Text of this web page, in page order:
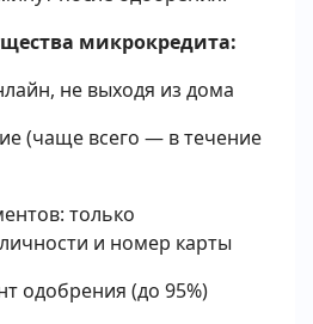
микрокредита:
не выходя из дома
(чаще всего — в течение
только
и номер карты
одобрения (до 95%)